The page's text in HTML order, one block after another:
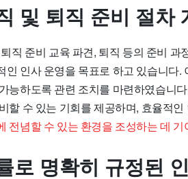
및 퇴직 준비 절차
직 준비 교육 파견, 퇴직 등의 준비
인 인사 운영을 목표로 하고 있습니다.
능하도록 관련 조치를 마련하였습니
할 수 있는 기회를 제공하며, 효율적
전념할 수 있는 환경을 조성하는 데 기
로 명확히 규정된